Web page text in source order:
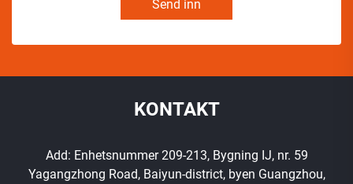
Send inn
KONTAKT
Add: Enhetsnummer 209-213, Bygning IJ, nr. 59
Yagangzhong Road, Baiyun-district, byen Guangzhou,